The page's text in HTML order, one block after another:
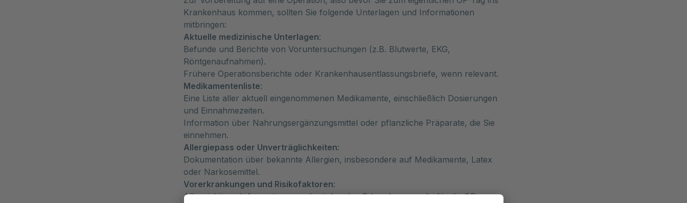
Krankenhaus kommen, sollten Sie folgende Unterlagen und Informationen
mitbringen:
Aktuelle medizinische Unterlagen:
Befunde und Berichte von Voruntersuchungen (z.B. Blutwerte, EKG,
Röntgenaufnahmen).
Frühere Operationsberichte oder Krankenhausentlassungsbriefe, wenn relevant.
Medikamentenliste:
Eine Liste aller aktuell eingenommenen Medikamente, einschließlich Dosierungen
und Einnahmezeiten.
Information über Nahrungsergänzungsmittel oder pflanzliche Präparate, die Sie
einnehmen.
Allergiepass oder Unverträglichkeiten:
Dokumentation über bekannte Allergien, insbesondere auf Medikamente, Latex
oder Narkosemittel.
Vorerkrankungen und Risikofaktoren:
Alle wichtigen Informationen zu bestehenden Erkrankungen, die für die OP